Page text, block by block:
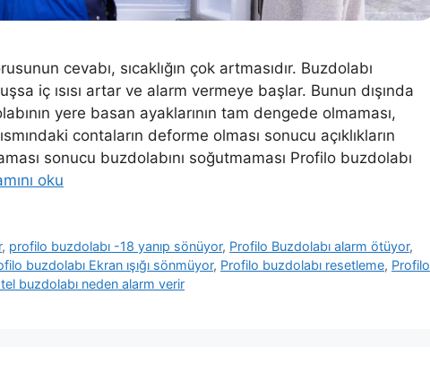
cevabı, sıcaklığın çok artmasıdır. Buzdolabı
iç ısısı artar ve alarm vermeye başlar. Bunun dışında
yere basan ayaklarının tam dengede olmaması,
contaların deforme olması sonucu açıklıkların
sonucu buzdolabını soğutmaması Profilo buzdolabı
oku
, profilo buzdolabı -18 yanıp sönüyor, Profilo Buzdolabı alarm ötüyor,
buzdolabı Ekran ışığı sönmüyor, Profilo buzdolabı resetleme, Profilo
buzdolabı neden alarm verir